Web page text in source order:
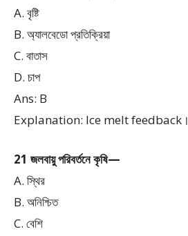
A. বৃষ্টি
B. অ্যালবেডো প্রতিক্রিয়া
C. বাতাস
D. চাপ
Ans: B
Explanation: Ice melt feedback।
21 জলবায়ু পরিবর্তনে কৃষি—
A. স্থির
B. অনিশ্চিত
C. বেশি